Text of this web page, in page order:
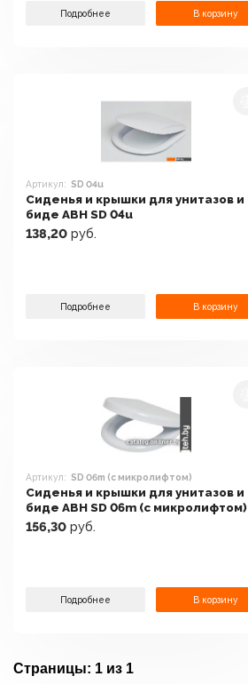
Подробнее В корзину
Артикул: SD 04u
Сиденья и крышки для унитазов и
биде АВН SD 04u
138,20 руб.
Подробнее В корзину
Артикул: SD 06m (с микролифтом)
Сиденья и крышки для унитазов и
биде АВН SD 06m (с микролифтом)
156,30 руб.
Подробнее В корзину
Страницы: 1 из 1